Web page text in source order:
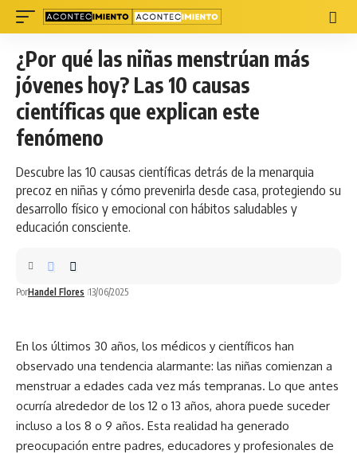
¿Por qué las niñas menstrúan más
jóvenes hoy? Las 10 causas
científicas que explican este
fenómeno
Descubre las 10 causas científicas detrás de la menarquia
precoz en niñas y cómo prevenirla desde casa, protegiendo su
desarrollo físico y emocional con hábitos saludables y
educación consciente.
PorHandel Flores 13/06/2025
En los últimos 30 años, los médicos y científicos han
observado una tendencia alarmante: las niñas comienzan a
menstruar a edades cada vez más tempranas. Lo que antes
ocurría alrededor de los 12 o 13 años, ahora puede suceder
incluso a los 8 o 9 años. Esta realidad ha generado
preocupación entre padres, educadores y profesionales de